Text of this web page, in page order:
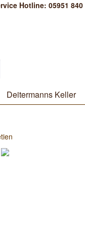
Hotline: 05951 840
Deitermanns Keller